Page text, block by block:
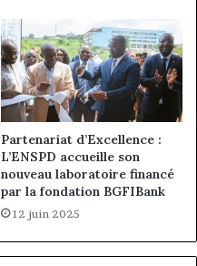
Partenariat d’Excellence :
L’ENSPD accueille son
nouveau laboratoire financé
par la fondation BGFIBank
12 juin 2025